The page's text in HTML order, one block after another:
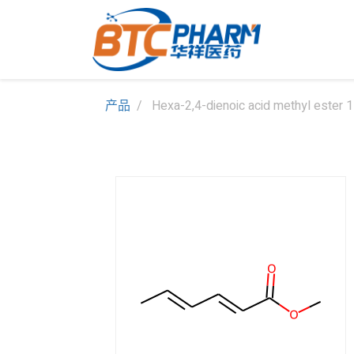
产品 Hexa-2,4-dienoic acid methyl ester